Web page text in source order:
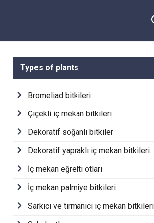
Types of plants
Bromeliad bitkileri
Çiçekli iç mekan bitkileri
Dekoratif soğanlı bitkiler
Dekoratif yapraklı iç mekan bitkileri
İç mekan eğrelti otları
İç mekan palmiye bitkileri
Sarkıcı ve tırmanıcı iç mekan bitkileri